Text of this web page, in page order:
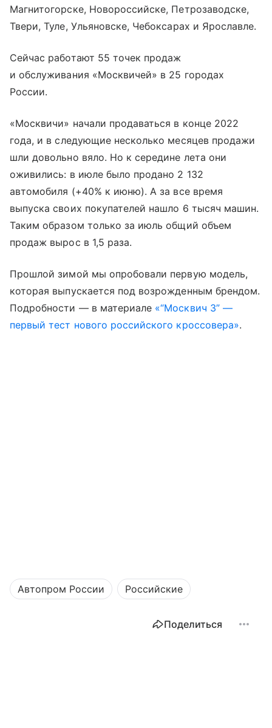
Магнитогорске, Новороссийске, Петрозаводске,
Твери, Туле, Ульяновске, Чебоксарах и Ярославле.
Сейчас работают 55 точек продаж
и обслуживания «Москвичей» в 25 городах
России.
«Москвичи» начали продаваться в конце 2022
года, и в следующие несколько месяцев продажи
шли довольно вяло. Но к середине лета они
оживились: в июле было продано 2 132
автомобиля (+40% к июню). А за все время
выпуска своих покупателей нашло 6 тысяч машин.
Таким образом только за июль общий объем
продаж вырос в 1,5 раза.
Прошлой зимой мы опробовали первую модель,
которая выпускается под возрожденным брендом.
Подробности — в материале «“Москвич 3” —
первый тест нового российского кроссовера».
Автопром России Российские
Поделиться